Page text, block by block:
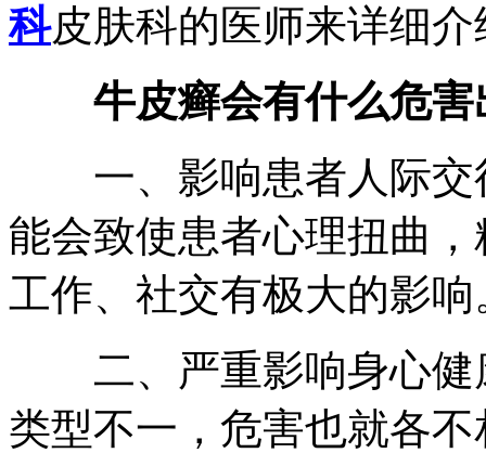
科皮肤科的医师来详细
牛皮癣会有什么危害
一、影响患者人际交
能会致使患者心理扭曲
工作、社交有极大的影响
二、严重影响身心健
类型不一，危害也就各